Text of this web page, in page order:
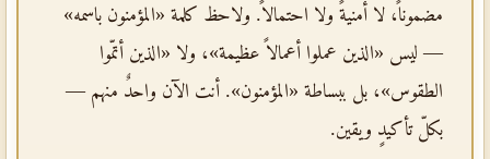
مضموناً، لا أمنيةً ولا احتمالاً. ولاحظ كلمة «المؤمنون باسمه»
— ليس «الذين عملوا أعمالاً عظيمة»، ولا «الذين أتمّوا
الطقوس»، بل ببساطة «المؤمنون». أنت الآن واحدٌ منهم —
بكلّ تأكيدٍ ويقين.